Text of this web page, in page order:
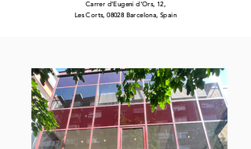
Carrer d'Eugeni d'Ors, 12,
Les Corts, 08028 Barcelona, Spain